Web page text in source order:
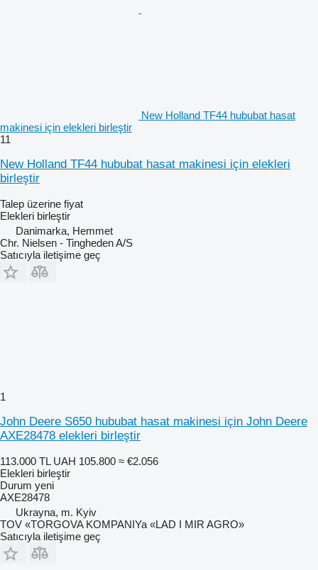
New Holland TF44 hububat hasat
makinesi için elekleri birleştir
11
New Holland TF44 hububat hasat makinesi için elekleri
birleştir
Talep üzerine fiyat
Elekleri birleştir
Danimarka, Hemmet
Chr. Nielsen - Tingheden A/S
Satıcıyla iletişime geç
1
John Deere S650 hububat hasat makinesi için John Deere
AXE28478 elekleri birleştir
113.000 TL UAH 105.800 ≈ €2.056
Elekleri birleştir
Durum yeni
AXE28478
Ukrayna, m. Kyiv
TOV «TORGOVA KOMPANIYa «LAD I MIR AGRO»
Satıcıyla iletişime geç